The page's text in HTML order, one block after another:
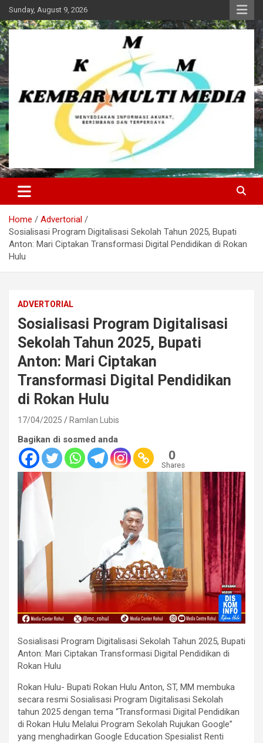
Skip
to
content
Sunday, August 9, 2026
Kembar Multi Media
Home
Advertorial
Sosialisasi Program Digitalisasi Sekolah Tahun 2025, Bupati
Anton: Mari Ciptakan Transformasi Digital Pendidikan di Rokan
Hulu
ADVERTORIAL
Sosialisasi Program Digitalisasi
Sekolah Tahun 2025, Bupati
Anton: Mari Ciptakan
Transformasi Digital Pendidikan
di Rokan Hulu
17/04/2025 Ramlan Lubis
Bagikan di sosmed anda
0
Shares
Sosialisasi Program Digitalisasi Sekolah Tahun 2025, Bupati
Anton: Mari Ciptakan Transformasi Digital Pendidikan di
Rokan Hulu
Rokan Hulu- Bupati Rokan Hulu Anton, ST, MM membuka
secara resmi Sosialisasi Program Digitalisasi Sekolah
tahun 2025 dengan tema “Transformasi Digital Pendidikan
di Rokan Hulu Melalui Program Sekolah Rujukan Google”
yang menghadirkan Google Education Spesialist Renti